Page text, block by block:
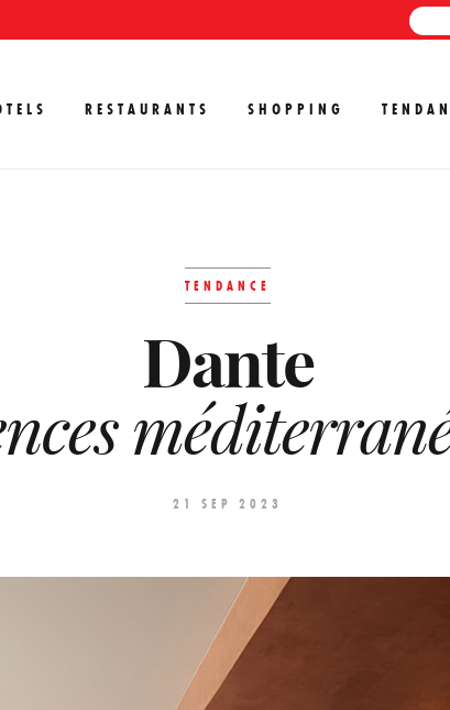
RESTAURANTS SHOPPING
TENDANCE
Dante
21 SEP 2023